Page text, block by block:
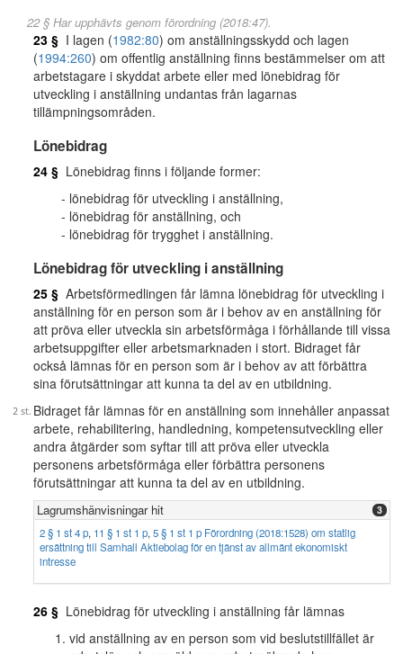
22 § Har upphävts genom förordning (2018:47).
23 § I lagen (1982:80) om anställningsskydd och lagen
(1994:260) om offentlig anställning finns bestämmelser om att
arbetstagare i skyddat arbete eller med lönebidrag för
utveckling i anställning undantas från lagarnas
tillämpningsområden.
Lönebidrag
24 § Lönebidrag finns i följande former:
lönebidrag för utveckling i anställning,
lönebidrag för anställning, och
lönebidrag för trygghet i anställning.
Lönebidrag för utveckling i anställning
25 § Arbetsförmedlingen får lämna lönebidrag för utveckling i
anställning för en person som är i behov av en anställning för
att pröva eller utveckla sin arbetsförmåga i förhållande till vissa
arbetsuppgifter eller arbetsmarknaden i stort. Bidraget får
också lämnas för en person som är i behov av att förbättra
sina förutsättningar att kunna ta del av en utbildning.
Bidraget får lämnas för en anställning som innehåller anpassat
arbete, rehabilitering, handledning, kompetensutveckling eller
andra åtgärder som syftar till att pröva eller utveckla
personens arbetsförmåga eller förbättra personens
förutsättningar att kunna ta del av en utbildning.
Lagrumshänvisningar hit 3
2 § 1 st 4 p, 11 § 1 st 1 p, 5 § 1 st 1 p Förordning (2018:1528) om statlig
ersättning till Samhall Aktiebolag för en tjänst av allmänt ekonomiskt
intresse
26 § Lönebidrag för utveckling i anställning får lämnas
vid anställning av en person som vid beslutstillfället är